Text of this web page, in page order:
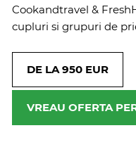
Cookandtravel &
cupluri si grupuri de
DE LA 950 EUR
VREAU OFERTA